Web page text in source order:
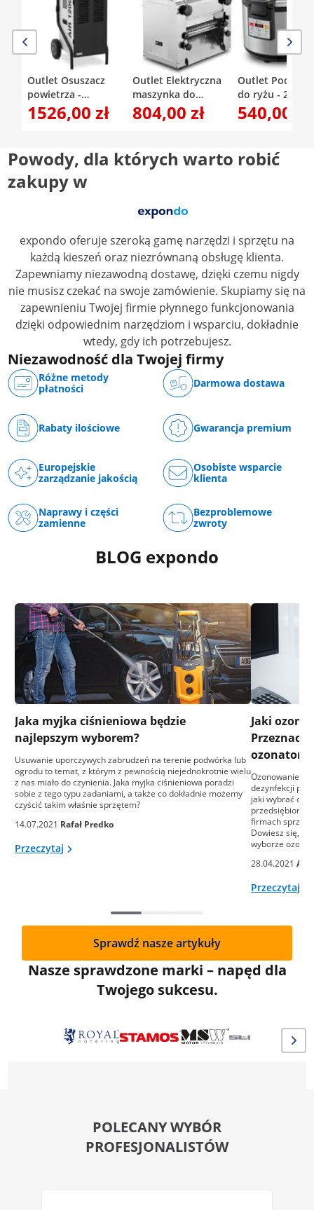
Outlet Osuszacz
powietrza -
przemysłowy - 50 l/24
h - 90 m²
1526,00 zł
Outlet Elektryczna
maszynka do
makaronu - 26 cm -
grubość ciasta 1 do
Catering
804,00 zł
Outlet
do ryżu - 26 l -
cyfrowe
temperatury:
540,00 zł
Powody, dla których warto robić
zakupy w
expondo oferuje szeroką gamę narzędzi i sprzętu na
każdą kieszeń oraz niezrównaną obsługę klienta.
Zapewniamy niezawodną dostawę, dzięki czemu nigdy
nie musisz czekać na swoje zamówienie. Skupiamy się na
zapewnieniu Twojej firmie płynnego funkcjonowania
dzięki odpowiednim narzędziom i wsparciu, dokładnie
wtedy, gdy ich potrzebujesz.
Niezawodność dla Twojej firmy
Różne metody
płatności
Darmowa dostawa
Rabaty ilościowe Gwarancja premium
Europejskie
zarządzanie jakością
Osobiste wsparcie
klienta
Naprawy i części
zamienne
Bezproblemowe
zwroty
BLOG expondo
Jaka myjka ciśnieniowa będzie
najlepszym wyborem?
Usuwanie uporczywych zabrudzeń na terenie podwórka lub
ogrodu to temat, z którym z pewnością niejednokrotnie wielu
z nas miało do czynienia. Jaka myjka ciśnieniowa poradzi
sobie z tego typu zadaniami, a także co dokładnie możemy
czyścić takim właśnie sprzętem?
14.07.2021 Rafał Predko
Przeczytaj
Jaki
Ozonowanie to
dezynfekcji
jaki wybrać
firmach
Dowiesz się,
wyborze
28.04.2021
Przeczytaj
Sprawdź nasze artykuły
Nasze sprawdzone marki – napęd dla
Twojego sukcesu.
POLECANY WYBÓR
PROFESJONALISTÓW